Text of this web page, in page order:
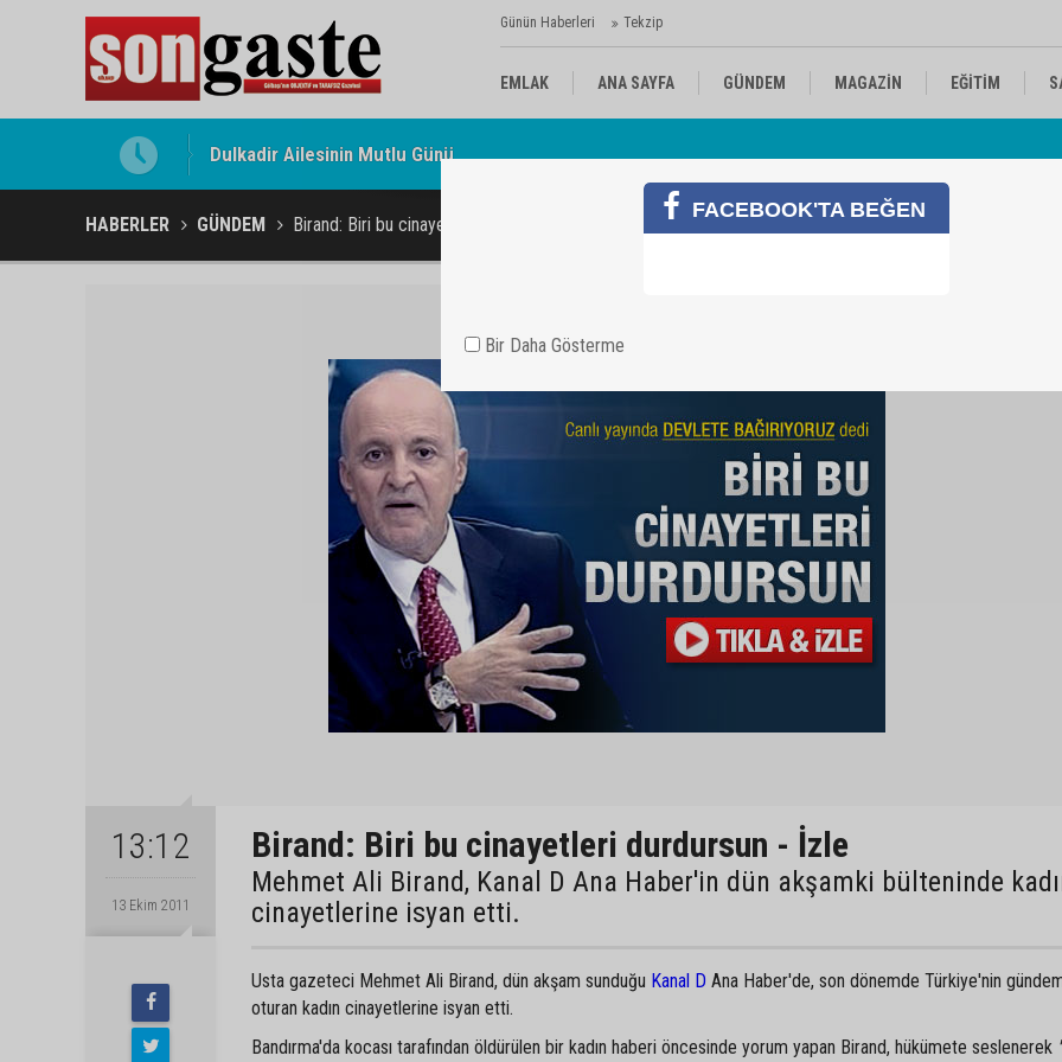
Günün Haberleri Tekzip
EMLAK ANA SAYFA GÜNDEM MAGAZİN EĞİTİM
Gölbaşı Esnafının Sesi Ankara Kalkınma Ajansı'nda
HABERLER GÜNDEM Birand: Biri bu cinayetleri durdursun - İzle
13:12
13 Ekim 2011
Birand: Biri bu cinayetleri durdursun - İzle
Mehmet Ali Birand, Kanal D Ana Haber'in dün akşamki bülteninde
cinayetlerine isyan etti.
Usta gazeteci Mehmet Ali Birand, dün akşam sunduğu Kanal D Ana Haber'de, son dönemde Türkiye'nin
oturan kadın cinayetlerine isyan etti.
Bandırma'da kocası tarafından öldürülen bir kadın haberi öncesinde yorum yapan Birand, hükümete seslenerek
FACEBOOK'TA BEĞEN
Bir Daha Gösterme